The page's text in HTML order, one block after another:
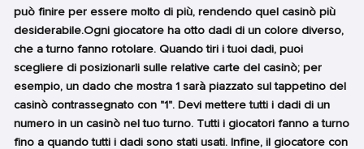
può finire per essere molto di più, rendendo quel casinò più
desiderabile.Ogni giocatore ha otto dadi di un colore diverso,
che a turno fanno rotolare. Quando tiri i tuoi dadi, puoi
scegliere di posizionarli sulle relative carte del casinò; per
esempio, un dado che mostra 1 sarà piazzato sul tappetino del
casinò contrassegnato con "1". Devi mettere tutti i dadi di un
numero in un casinò nel tuo turno. Tutti i giocatori fanno a turno
fino a quando tutti i dadi sono stati usati. Infine, il giocatore con